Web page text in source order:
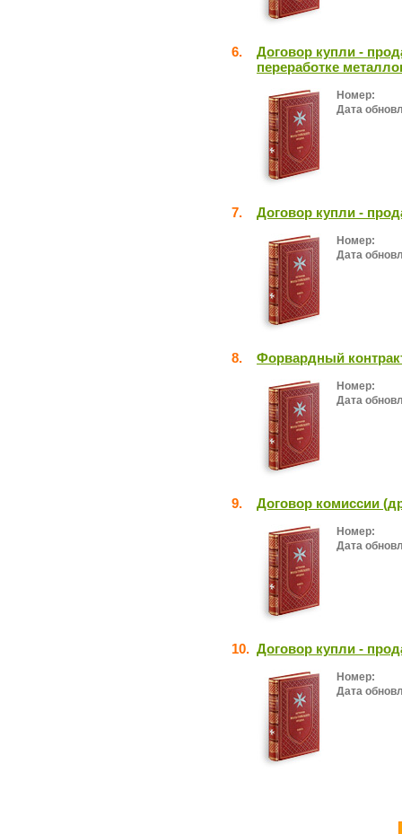
6.
Договор купли -
переработке
Номер:
Дата
7. Договор купли -
Номер:
Дата
8. Форвардный
Номер:
Дата
9. Договор комиссии
Номер:
Дата
10. Договор купли -
Номер:
Дата